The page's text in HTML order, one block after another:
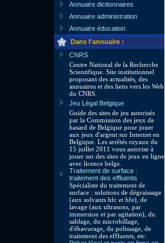
Annuaire dictionnaires
Annuaire administration
Annuaire éducation
Dans l'annuaire :
CNRS
Centre National de la Recherche
Scientifique. Site institutionnel
proposant des actualités, des
annuaires et des liens vers les Web
du CNRS.
Jeu Légal Belgique
Guide des sites de jeu autorisés
par la Commission des jeux de
hasard de Belgique pour jouer
aux jeux d'argent sur Internet en
Belgique. Les arrêtés royaux du
15 juillet 2011 vous autorise à
jouer sur des sites de jeux en ligne
avec licence belge.
Traitement de surface :
traitement des effluents
Spécialiste du traitement de
surface : solutions de dégraissage
(aux solvants hfc et hfe), de
lavage (aux ultrasons, par
immersion et par agitation), du
sablage, du microbillage,
d'ébavurage, du polissage, de
traitement des effluents, etc.